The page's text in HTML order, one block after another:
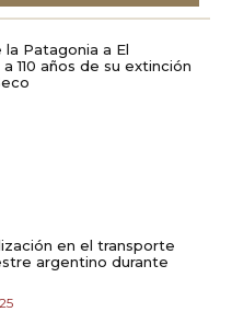
la Patagonia a El
110 años de su extinción
en el transporte
argentino durante